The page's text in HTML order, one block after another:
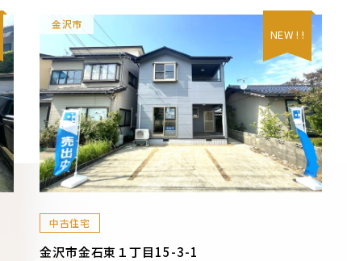
金沢市
NEW ! !
中古住宅
金沢市金石東１丁目15-3-1